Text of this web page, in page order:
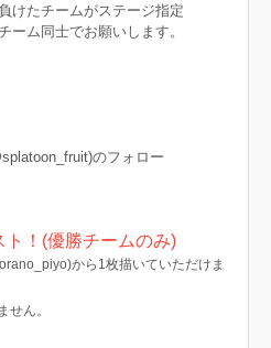
ームがステージ指定
士でお願いします。
のフォロー
！(優勝チームのみ)
から1枚描いていただけま
ん。